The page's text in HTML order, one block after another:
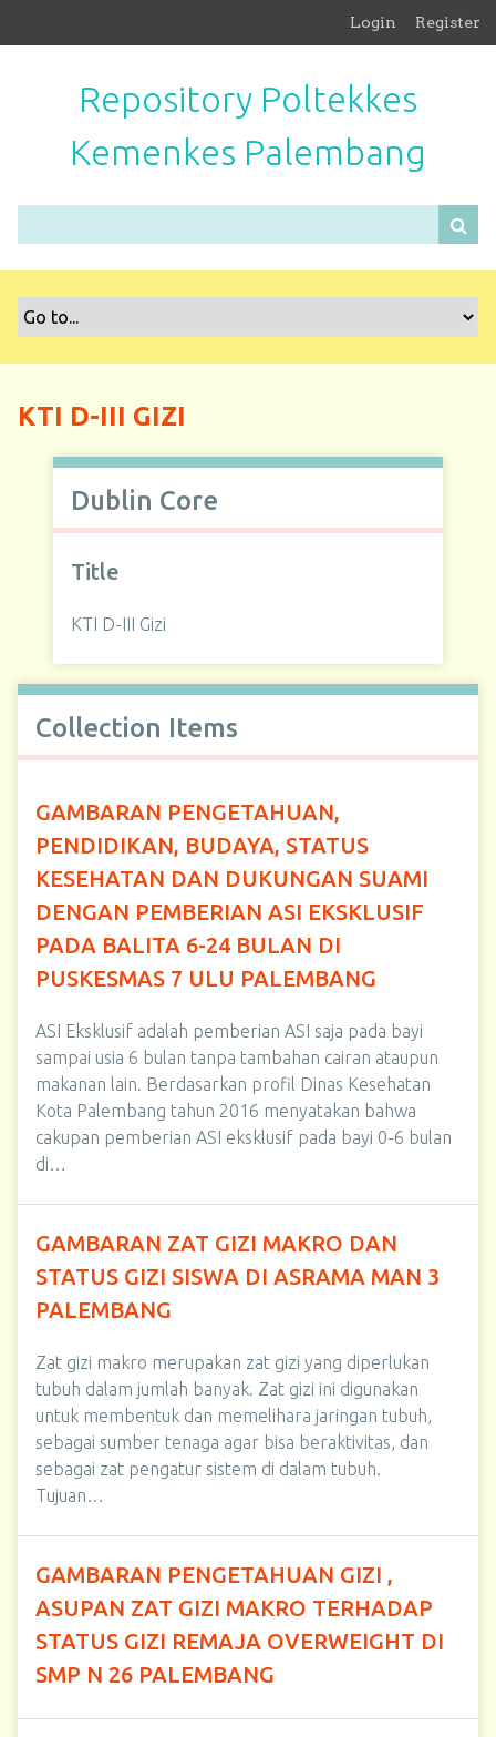
Login Register
Repository Poltekkes
Kemenkes Palembang
KTI D-III GIZI
Dublin Core
Title
KTI D-III Gizi
Collection Items
GAMBARAN PENGETAHUAN,
PENDIDIKAN, BUDAYA, STATUS
KESEHATAN DAN DUKUNGAN SUAMI
DENGAN PEMBERIAN ASI EKSKLUSIF
PADA BALITA 6-24 BULAN DI
PUSKESMAS 7 ULU PALEMBANG
ASI Eksklusif adalah pemberian ASI saja pada bayi
sampai usia 6 bulan tanpa tambahan cairan ataupun
makanan lain. Berdasarkan profil Dinas Kesehatan
Kota Palembang tahun 2016 menyatakan bahwa
cakupan pemberian ASI eksklusif pada bayi 0-6 bulan
di…
GAMBARAN ZAT GIZI MAKRO DAN
STATUS GIZI SISWA DI ASRAMA MAN 3
PALEMBANG
Zat gizi makro merupakan zat gizi yang diperlukan
tubuh dalam jumlah banyak. Zat gizi ini digunakan
untuk membentuk dan memelihara jaringan tubuh,
sebagai sumber tenaga agar bisa beraktivitas, dan
sebagai zat pengatur sistem di dalam tubuh.
Tujuan…
GAMBARAN PENGETAHUAN GIZI ,
ASUPAN ZAT GIZI MAKRO TERHADAP
STATUS GIZI REMAJA OVERWEIGHT DI
SMP N 26 PALEMBANG